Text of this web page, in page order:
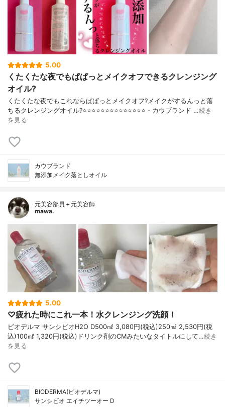
5.00
くたくたな夜でもぱぱっとメイクオフできるクレンジング
オイル?
くたくたな夜でもこれならぱぱっとメイクオフ?メイクがするんっと落
ちるクレンジングオイル?⭐️⭐️⭐️⭐️⭐️⭐️⭐️⭐️⭐️⭐️⭐️⭐️⭐️⭐️・カウブランド …続き
を見る
カウブランド
無添加メイク落としオイル
元美容部員＋元美容師
mawa.
5.00
♡疲れた時にこれ一本！水クレンジング洗顔！
ビオデルマ サンシビオH2O D500㎖ 3,080円(税込)250㎖ 2,530円(税
込)100㎖ 1,320円(税込)ドリンク剤のCMみたいなタイトルにして…続き
を見る
BIODERMA(ビオデルマ)
サンシビオ エイチツーオー D